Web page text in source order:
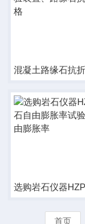
混凝土路缘石抗
选购岩石仪器
首页